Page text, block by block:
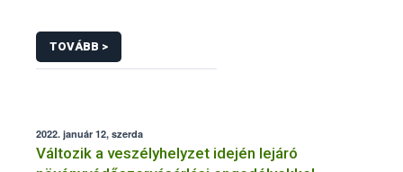
TOVÁBB >
2022. január 12, szerda
Változik a veszélyhelyzet idején lejáró